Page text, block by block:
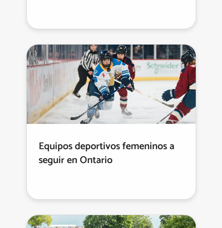
Equipos deportivos femeninos a
seguir en Ontario